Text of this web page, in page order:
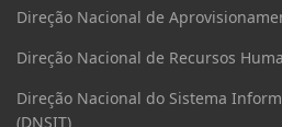
Direção Nacional de
Direção Nacional de Recursos
Direção Nacional do Sistema
(DNSIT)